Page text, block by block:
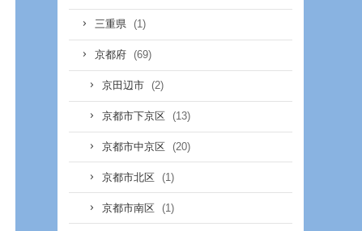
三重県 (1)
京都府 (69)
京田辺市 (2)
京都市下京区 (13)
京都市中京区 (20)
京都市北区 (1)
京都市南区 (1)